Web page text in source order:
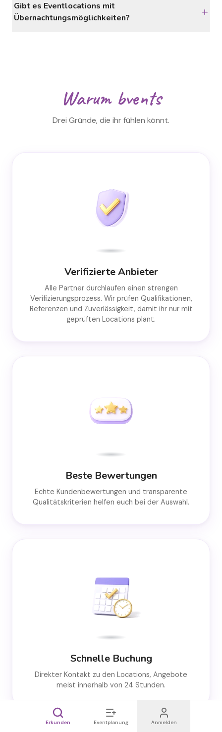
Gibt es Eventlocations mit
Übernachtungsmöglichkeiten?
+
Warum bvents
Drei Gründe, die ihr fühlen könnt.
Verifizierte Anbieter
Alle Partner durchlaufen einen strengen
Verifizierungsprozess. Wir prüfen Qualifikationen,
Referenzen und Zuverlässigkeit, damit ihr nur mit
geprüften Locations plant.
Beste Bewertungen
Echte Kundenbewertungen und transparente
Qualitätskriterien helfen euch bei der Auswahl.
Schnelle Buchung
Direkter Kontakt zu den Locations, Angebote
meist innerhalb von 24 Stunden.
Erkunden Eventplanung Anmelden